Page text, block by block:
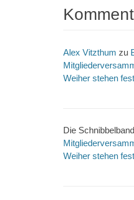
Alex Vitzthum zu
Weiher stehen fest
Die
Weiher stehen fest